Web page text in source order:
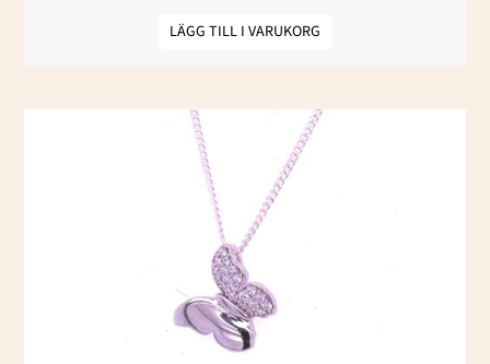
LÄGG TILL I VARUKORG